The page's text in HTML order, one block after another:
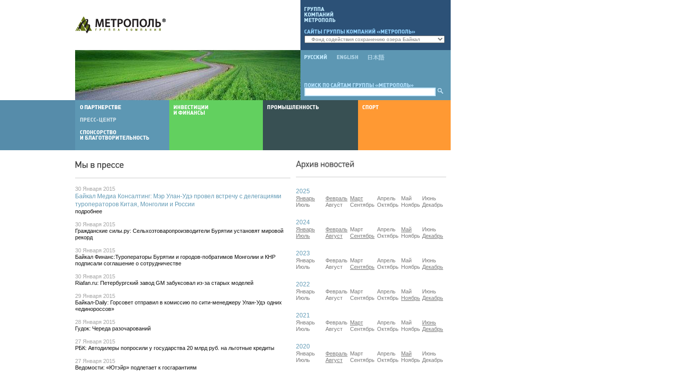
30 Января 2015
Байкал Медиа Консалтинг: Мэр Улан-Удэ провел встречу с делегациями
туроператоров Китая, Монголии и России
подробнее
30 Января 2015
Гражданские силы.ру: Сельхозтоваропроизводители Бурятии установят мировой
рекорд
30 Января 2015
Байкал Финанс:Туроператоры Бурятии и городов-побратимов Монголии и КНР
подписали соглашение о сотрудничестве
30 Января 2015
Riafan.ru: Петербургский завод GM забуксовал из-за старых моделей
29 Января 2015
Байкал-Daily: Горсовет отправил в комиссию по сити-менеджеру Улан-Удэ одних
«единороссов»
28 Января 2015
Гудок: Череда разочарований
27 Января 2015
РБК: Автодилеры попросили у государства 20 млрд руб. на льготные кредиты
27 Января 2015
Ведомости: «Ютэйр» подлетает к госгарантиям
2025
Январь Февраль Март Апрель Май
Июнь
Июль
Август Сентябрь Октябрь Ноябрь Декабрь
2024
Январь Февраль Март Апрель Май
Июнь
Июль
Август Сентябрь Октябрь Ноябрь Декабрь
2023
Январь Февраль Март Апрель Май
Июнь
Июль
Август Сентябрь Октябрь Ноябрь Декабрь
2022
Январь Февраль Март Апрель Май
Июнь
Июль
Август Сентябрь Октябрь Ноябрь Декабрь
2021
Январь Февраль Март Апрель Май
Июнь
Июль
Август Сентябрь Октябрь Ноябрь Декабрь
2020
Январь Февраль Март Апрель Май
Июнь
Июль
Август Сентябрь Октябрь Ноябрь Декабрь